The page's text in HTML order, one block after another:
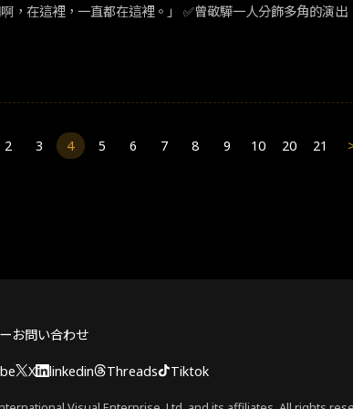
​《我的麻吉4個鬼》核彈級反轉！埋藏背後的療癒​ ​​「我們從來都沒有離開啊，在這裡，一直都在這裡。」​ ​​✅​​曾敬驊一人分飾多角的演出​
2 3 4 5 6 7 8 9 10 20 21
お問い合わせ
X linkedin Threads Tiktok